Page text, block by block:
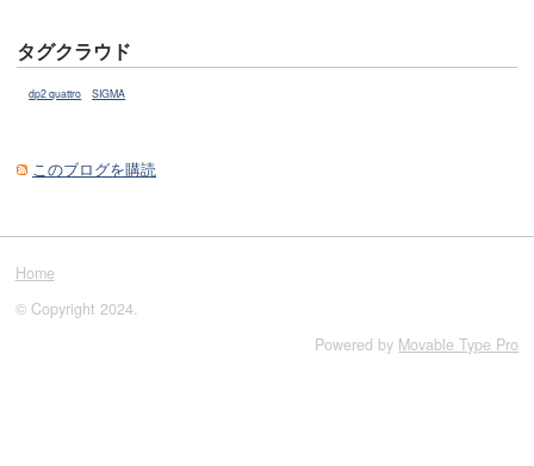
タグクラウド
dp2 quattro SIGMA
このブログを購読
Home
© Copyright 2024.
Powered by Movable Type Pro